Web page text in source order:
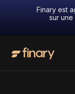
Finary est
sur